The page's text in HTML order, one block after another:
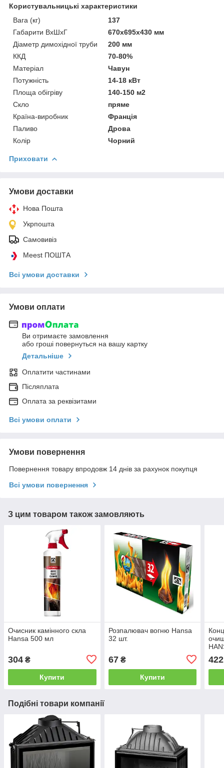
Користувальницькі характеристики
Вага (кг)
137
Габарити ВхШхГ
670х695х430 мм
Діаметр димохідної труби
200 мм
ККД
70-80%
Матеріал
Чавун
Потужність
14-18 кВт
Площа обігріву
140-150 м2
Скло
пряме
Країна-виробник
Франція
Паливо
Дрова
Колір
Чорний
Приховати
Умови доставки
Нова Пошта
Укрпошта
Самовивіз
Meest ПОШТА
Всі умови доставки
Умови оплати
Ви отримаєте замовлення
або гроші повернуться на вашу картку
Детальніше
Оплатити частинами
Післяплата
Оплата за реквізитами
Всі умови оплати
Умови повернення
Повернення товару впродовж 14 днів за рахунок покупця
Всі умови повернення
З цим товаром також замовляють
Очисник камінного скла
Hansa 500 мл
304 ₴
Купити
Розпалювач вогню Hansa
32 шт.
67₴
Купити
422
Подібні товари компанії